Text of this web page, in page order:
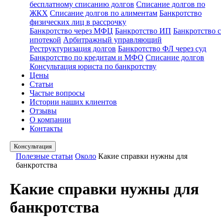
бесплатному списанию долгов Списание долгов по
ЖКХ Списание долгов по алиментам Банкротство
физических лиц в рассрочку
Банкротство через МФЦ Банкротство ИП Банкротство с
ипотекой Арбитражный управляющий
Реструктуризация долгов Банкротство ФЛ через суд
Банкротство по кредитам и МФО Списание долгов
Консультация юриста по банкротству
Цены
Статьи
Частые вопросы
Истории наших клиентов
Отзывы
О компании
Контакты
Консультация
Полезные статьи Около Какие справки нужны для
банкротства
Какие справки нужны для
банкротства